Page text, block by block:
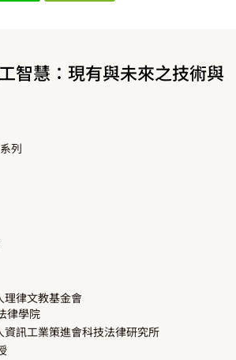
智慧：現有與未來之技術與
列
理律文教基金會
律學院
資訊工業策進會科技法律研究所